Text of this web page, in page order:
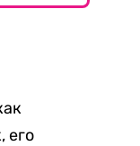
его